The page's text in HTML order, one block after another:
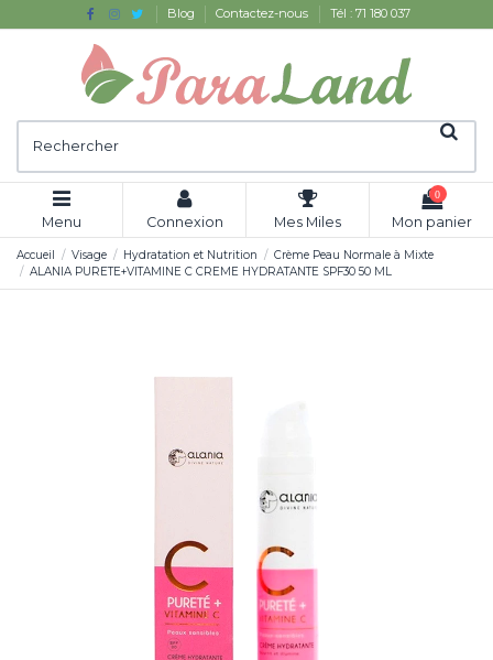
Blog Contactez-nous Tél : 71 180 037
Menu Connexion Mes Miles
0
Mon panier
Accueil Visage Hydratation et Nutrition
Crème Peau Normale à Mixte
ALANIA PURETE+VITAMINE C CREME HYDRATANTE SPF30 50 ML